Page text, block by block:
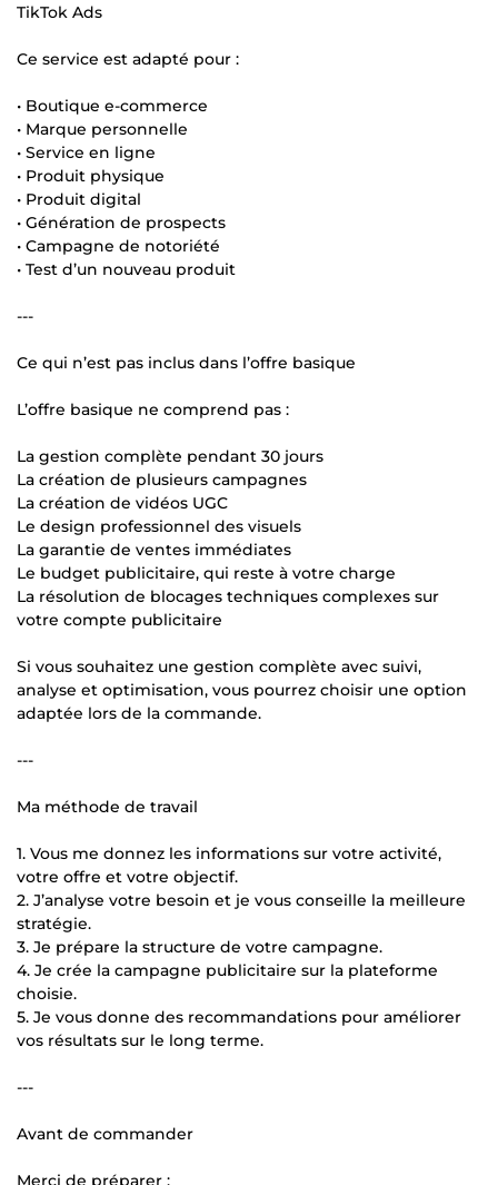
TikTok Ads
Ce service est adapté pour :
• Boutique e-commerce
• Marque personnelle
• Service en ligne
• Produit physique
• Produit digital
• Génération de prospects
• Campagne de notoriété
• Test d’un nouveau produit
---
Ce qui n’est pas inclus dans l’offre basique
L’offre basique ne comprend pas :
La gestion complète pendant 30 jours
La création de plusieurs campagnes
La création de vidéos UGC
Le design professionnel des visuels
La garantie de ventes immédiates
Le budget publicitaire, qui reste à votre charge
La résolution de blocages techniques complexes sur
votre compte publicitaire
Si vous souhaitez une gestion complète avec suivi,
analyse et optimisation, vous pourrez choisir une option
adaptée lors de la commande.
---
Ma méthode de travail
1. Vous me donnez les informations sur votre activité,
votre offre et votre objectif.
2. J’analyse votre besoin et je vous conseille la meilleure
stratégie.
3. Je prépare la structure de votre campagne.
4. Je crée la campagne publicitaire sur la plateforme
choisie.
5. Je vous donne des recommandations pour améliorer
vos résultats sur le long terme.
---
Avant de commander
Merci de préparer :